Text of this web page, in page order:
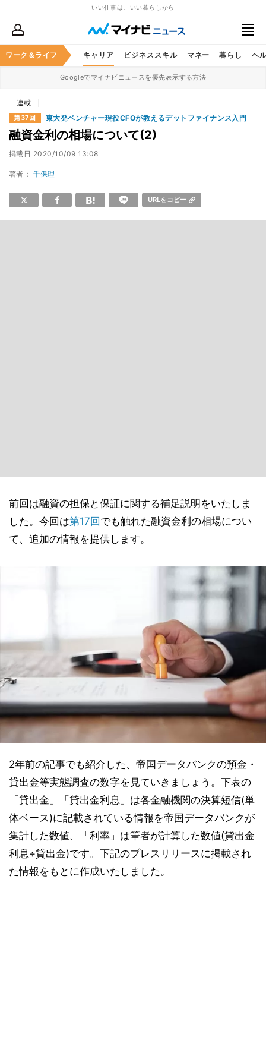
いい仕事は、いい暮らしから
ワーク＆ライフ キャリア ビジネススキル マネー 暮らし ヘ
Googleでマイナビニュースを優先表示する方法
連載
第37回 東大発ベンチャー現役CFOが教えるデットファイナンス入門
融資金利の相場について(2)
掲載日 2020/10/09 13:08
著者： 千保理
URLをコピー
前回は融資の担保と保証に関する補足説明をいたしま
した。今回は第17回 でも触れた融資金利の相場につい
て、追加の情報を提供します。
2年前の記事でも紹介した、帝国データバンクの預金・
貸出金等実態調査の数字を見ていきましょう。下表の
「貸出金」「貸出金利息」は各金融機関の決算短信(単
体ベース)に記載されている情報を帝国データバンクが
集計した数値、「利率」は筆者が計算した数値(貸出金
利息÷貸出金)です。下記のプレスリリースに掲載され
た情報をもとに作成いたしました。